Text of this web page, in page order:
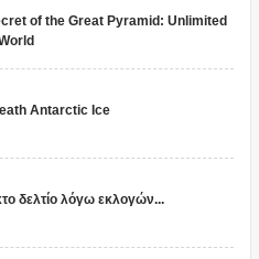
of the Great Pyramid: Unlimited
Antarctic Ice
δελτίο λόγω εκλογών...